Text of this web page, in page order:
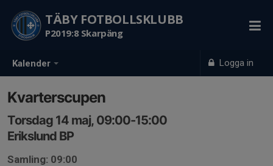
Kalender Logga in
TÄBY FOTBOLLSKLUBB
P2019:8 Skarpäng
Kvarterscupen
Torsdag 14 maj, 09:00-15:00
Erikslund BP
Samling: 09:00